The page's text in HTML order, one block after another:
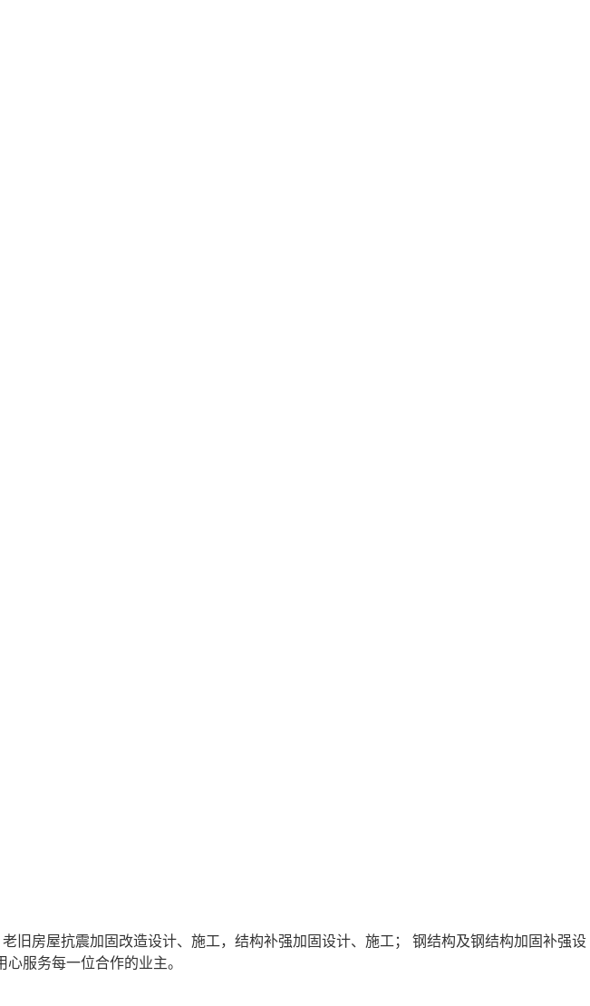
旧房屋抗震加固改造设计、施工，结构补强加固设计、施工； 钢结构及钢结构加固补强设
心服务每一位合作的业主。